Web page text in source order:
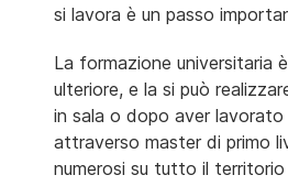
si lavora è un passo
La formazione universitaria
ulteriore, e la si può
in sala o dopo aver lavorato
attraverso master di primo
numerosi su tutto il territorio